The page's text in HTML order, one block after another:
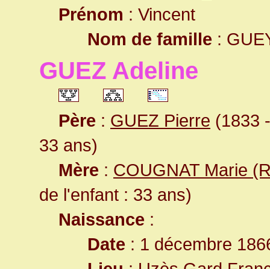
Prénom : Vincent
Nom de famille :
GUEZ Adeline
Père : GUEZ Pierre (1833
33 ans)
Mère : COUGNAT Marie
de l'enfant : 33 ans)
Naissance :
Date : 1 décembre